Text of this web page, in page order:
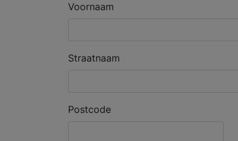
Voornaam
Straatnaam
Postcode